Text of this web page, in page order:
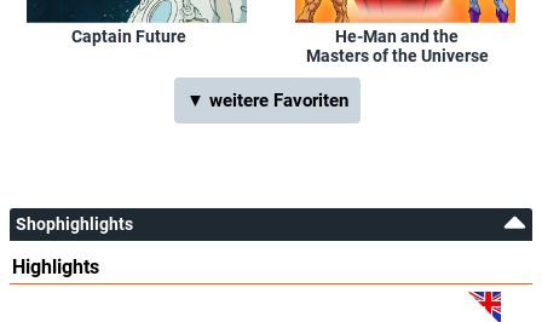
Captain Future
He-Man and the
Masters of the Universe
▼ weitere Favoriten
Shophighlights
Highlights